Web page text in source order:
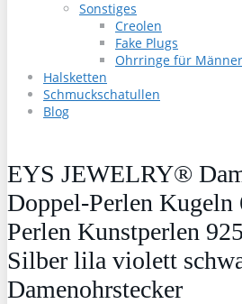
Sonstiges
Creolen
Fake Plugs
Ohrringe für Männer
Halsketten
Schmuckschatullen
Blog
EYS JEWELRY®
Doppel-Perlen Kugeln
Perlen Kunstperlen
Silber lila violett
Damenohrstecker